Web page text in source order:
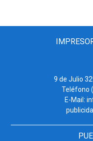
9 de Julio
Teléfono
E-Mail: